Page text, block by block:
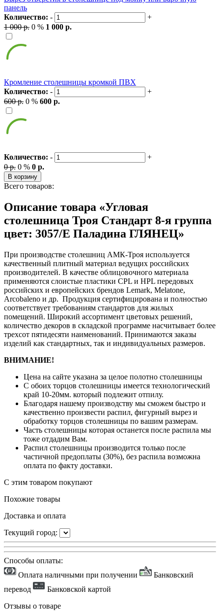
панель
Количество: -
+
1 000 р. 0 % 1 000 р.
Кромление столешницы кромкой ПВХ
Количество: -
+
600 р. 0 % 600 р.
Количество: -
+
0 р. 0 % 0 р.
В корзину
Всего товаров:
Описание товара «Угловая
столешница Троя Стандарт 8-я группа
цвет: 3057/Е Паладина ГЛЯНЕЦ»
При производстве столешниц АМК-Троя используется
качественный плитный материал ведущих российских
производителей. В качестве облицовочного материала
применяются слоистые пластики CPL и HPL передовых
российских и европейских брендов Lemark, Melatone,
Arcobaleno и др. Продукция сертифицирована и полностью
соответствует требованиям стандартов для жилых
помещений. Широкий ассортимент цветовых решений,
количество декоров в складской программе насчитывает более
трехсот пятидесяти наименований. Принимаются заказы
изделий как стандартных, так и индивидуальных размеров.
ВНИМАНИЕ!
Цена на сайте указана за целое полотно столешницы
С обоих торцов столешницы имеется технологический
край 10-20мм. который подлежит отпилу.
Благодаря нашему производству мы сможем быстро и
качественно произвести распил, фигурный вырез и
обработку торцов столешницы по вашим размерам.
Часть столешницы которая останется после распила мы
тоже отдадим Вам.
Распил столешницы производится только после
частичной предоплаты (30%), без распила возможна
оплата по факту доставки.
С этим товаром покупают
Похожие товары
Доставка и оплата
Текущий город:
Способы оплаты:
Оплата наличными при получении
Банковский
перевод
Банковской картой
Отзывы о товаре